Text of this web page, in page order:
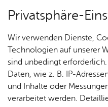
Über­sicht Bür­ger
Essen & Trin­ken
Ho­tel-
Privatsphäre-
Wir verwenden Dienste,
Technologien auf unserer
sind unbedingt
Daten, wie z. B. IP-
und Inhalte oder
verarbeitet werden.